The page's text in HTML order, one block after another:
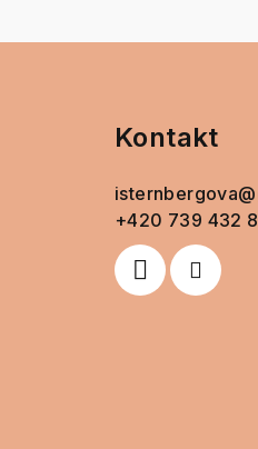
Kontakt
isternbergova@
+420 739 432